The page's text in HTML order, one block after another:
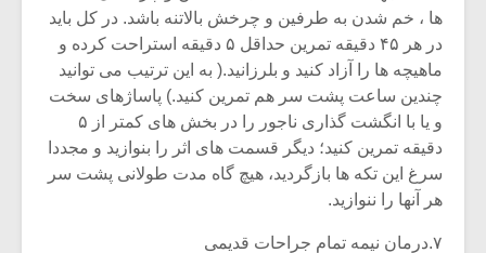
ها ، خم شدن به طرفین و چرخش بالاتنه باشد. در کل باید
در هر ۴۵ دقیقه تمرین حداقل ۵ دقیقه استراحت کرده و
ماهیچه ها را آزاد کنید و بلرزانید.( به این ترتیب می توانید
چندین ساعت پشت سر هم تمرین کنید.) پاساژهای سخت
و یا با انگشت گذاری ناجور را در بخش های کمتر از ۵
دقیقه تمرین کنید؛ دیگر قسمت های اثر را بنوازید و مجددا
سرغ این تکه ها بازگردید، هیچ گاه مدت طولانی پشت سر
هر آنها را ننوازید.
۷.درمان نیمه تمام جراحات قدیمی